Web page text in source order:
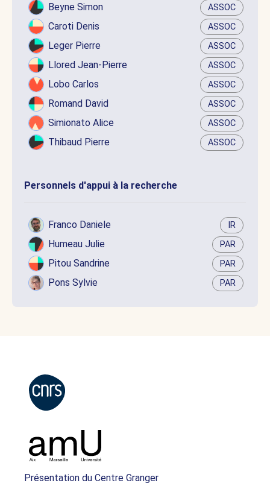
Beyne Simon ASSOC
Caroti Denis ASSOC
Leger Pierre ASSOC
Llored Jean-Pierre ASSOC
Lobo Carlos ASSOC
Romand David ASSOC
Simionato Alice ASSOC
Thibaud Pierre ASSOC
Personnels d'appui à la recherche
Franco Daniele IR
Humeau Julie PAR
Pitou Sandrine PAR
Pons Sylvie PAR
Présentation du Centre Granger